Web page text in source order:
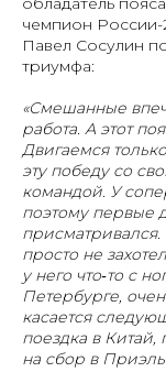
чемпион России-
Павел Сосулин
триумфа:
«Смешанные
работа. А этот
Двигаемся
эту победу со
командой. У
поэтому первые
просто не
у него что‑то с
Петербурге,
касается
поездка в Китай,
на сбор в